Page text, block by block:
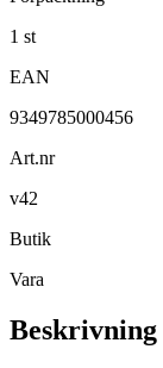
1 st
EAN
9349785000456
Art.nr
v42
Butik
Vara
Beskrivning